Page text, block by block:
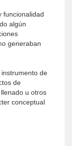
funcionalidad
algún
generaban
de
de
u otros
conceptual